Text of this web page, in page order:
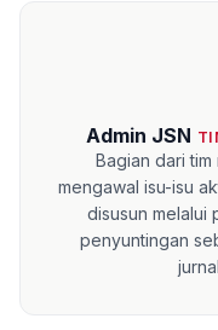
Admin JSN
Bagian dari
mengawal isu-isu
disusun melalui
penyuntingan